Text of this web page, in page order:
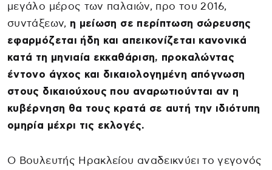
μεγάλο μέρος των παλαιών, προ του 2016,
συντάξεων, η μείωση σε περίπτωση σώρευσης
εφαρμόζεται ήδη και απεικονίζεται κανονικά
κατά τη μηνιαία εκκαθάριση, προκαλώντας
έντονο άγχος και δικαιολογημένη απόγνωση
στους δικαιούχους που αναρωτιούνται αν η
κυβέρνηση θα τους κρατά σε αυτή την ιδιότυπη
ομηρία μέχρι τις εκλογές.
Ο Βουλευτής Ηρακλείου αναδεικνύει το γεγονός